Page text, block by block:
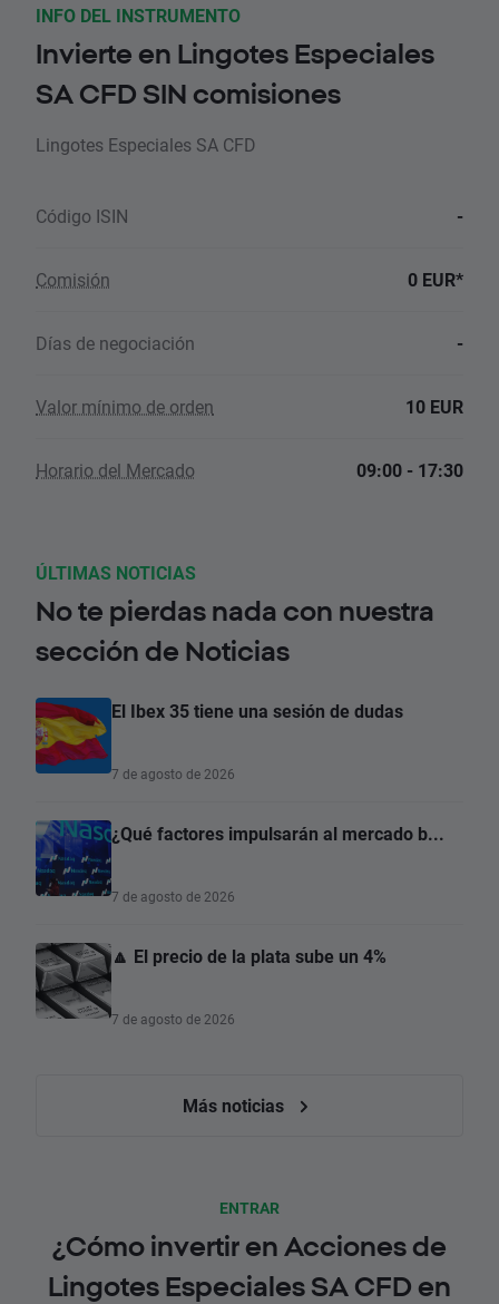
INFO DEL INSTRUMENTO
Invierte en Lingotes Especiales
SA CFD SIN comisiones
Lingotes Especiales SA CFD
Código ISIN -
Comisión 0 EUR*
Días de negociación -
Valor mínimo de orden 10 EUR
Horario del Mercado 09:00 - 17:30
ÚLTIMAS NOTICIAS
No te pierdas nada con nuestra
sección de Noticias
El Ibex 35 tiene una sesión de dudas
7 de agosto de 2026
¿Qué factores impulsarán al mercado b...
7 de agosto de 2026
🔼 El precio de la plata sube un 4%
7 de agosto de 2026
Más noticias
ENTRAR
¿Cómo invertir en Acciones de
Lingotes Especiales SA CFD en